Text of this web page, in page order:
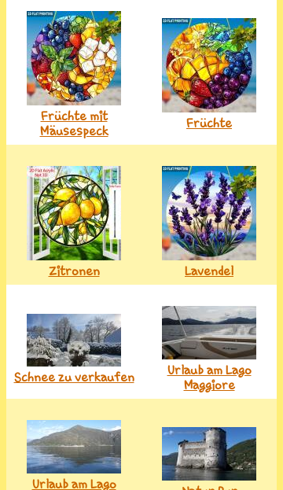
Früchte mit
Mäusespeck
Früchte
Zitronen Lavendel
Schnee zu verkaufen
Urlaub am Lago
Maggiore
Urlaub am Lago